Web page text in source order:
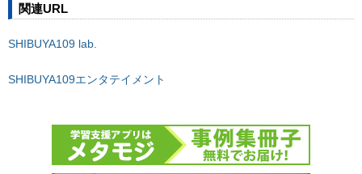
関連URL
SHIBUYA109 lab.
SHIBUYA109エンタテイメント